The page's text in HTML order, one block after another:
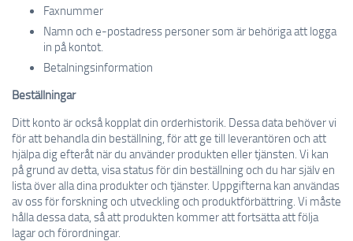
Faxnummer
Namn och e-postadress personer som är behöriga att logga
in på kontot.
Betalningsinformation
Beställningar
Ditt konto är också kopplat din orderhistorik. Dessa data behöver vi
för att behandla din beställning, för att ge till leverantören och att
hjälpa dig efteråt när du använder produkten eller tjänsten. Vi kan
på grund av detta, visa status för din beställning och du har själv en
lista över alla dina produkter och tjänster. Uppgifterna kan användas
av oss för forskning och utveckling och produktförbättring. Vi måste
hålla dessa data, så att produkten kommer att fortsätta att följa
lagar och förordningar.